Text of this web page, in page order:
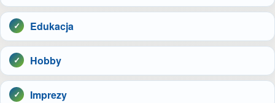
Edukacja
Hobby
Imprezy